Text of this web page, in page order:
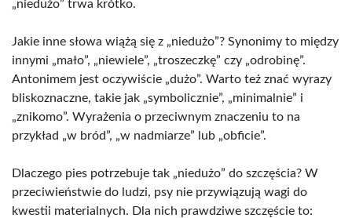
„niedużo” trwa krótko.
Jakie inne słowa wiążą się z „niedużo”? Synonimy to między
innymi „mało”, „niewiele”, „troszeczkę” czy „odrobinę”.
Antonimem jest oczywiście „dużo”. Warto też znać wyrazy
bliskoznaczne, takie jak „symbolicznie”, „minimalnie” i
„znikomo”. Wyrażenia o przeciwnym znaczeniu to na
przykład „w bród”, „w nadmiarze” lub „obficie”.
Dlaczego pies potrzebuje tak „niedużo” do szczęścia? W
przeciwieństwie do ludzi, psy nie przywiązują wagi do
kwestii materialnych. Dla nich prawdziwe szczęście to: